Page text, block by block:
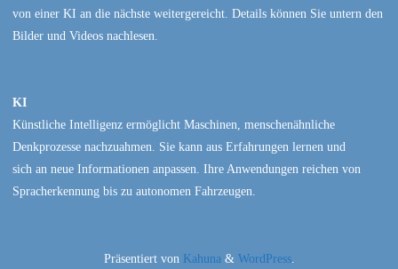
von einer KI an die nächste weitergereicht. Details können Sie untern den
Bilder und Videos nachlesen.
KI
Künstliche Intelligenz ermöglicht Maschinen, menschenähnliche
Denkprozesse nachzuahmen. Sie kann aus Erfahrungen lernen und
sich an neue Informationen anpassen. Ihre Anwendungen reichen von
Spracherkennung bis zu autonomen Fahrzeugen.
Präsentiert von Kahuna & WordPress.